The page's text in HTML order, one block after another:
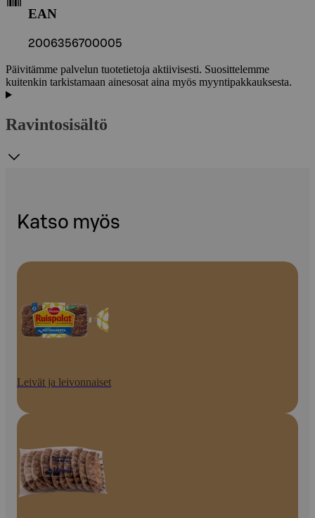
EAN
2006356700005
Päivitämme palvelun tuotetietoja aktiivisesti. Suosittelemme
kuitenkin tarkistamaan ainesosat aina myös myyntipakkauksesta.
Ravintosisältö
Katso myös
Leivät ja leivonnaiset